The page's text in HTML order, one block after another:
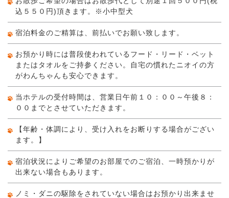
込５５０円)頂きます。※小中型犬
宿泊料金のご精算は、前払いでお願い致します。
お預かり時には普段使われているフード・リード・ベット
またはタオルをご持参ください。自宅の慣れたニオイの方
がわんちゃんも安心できます。
当ホテルの受付時間は、営業日午前１０：００～午後８：
００までとさせていただきます。
【年齢・体調により、受け入れをお断りする場合がござい
ます。】
宿泊状況によりご希望のお部屋でのご宿泊、一時預かりが
出来ない場合もあります。
ノミ・ダニの駆除をされていない場合はお預かり出来ませ